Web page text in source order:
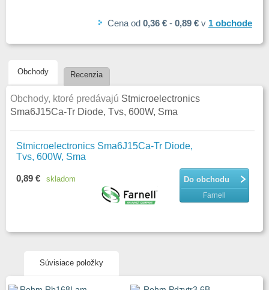
Cena od 0,36 € - 0,89 € v 1 obchode
Obchody Recenzia
Obchody, ktoré predávajú Stmicroelectronics
Sma6J15Ca-Tr Diode, Tvs, 600W, Sma
Stmicroelectronics Sma6J15Ca-Tr Diode,
Tvs, 600W, Sma
Do obchodu
Farnell
0,89 € skladom
Súvisiace položky